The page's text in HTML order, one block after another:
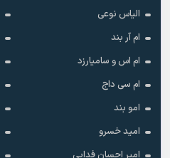
الیاس نوعی
ام آر بند
ام اس و سامیارزد
ام سی داج
امو بند
امید خسرو